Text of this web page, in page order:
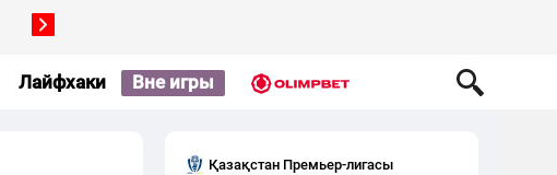
Лайфхаки Вне игры
Қазақстан Премьер-лигасы